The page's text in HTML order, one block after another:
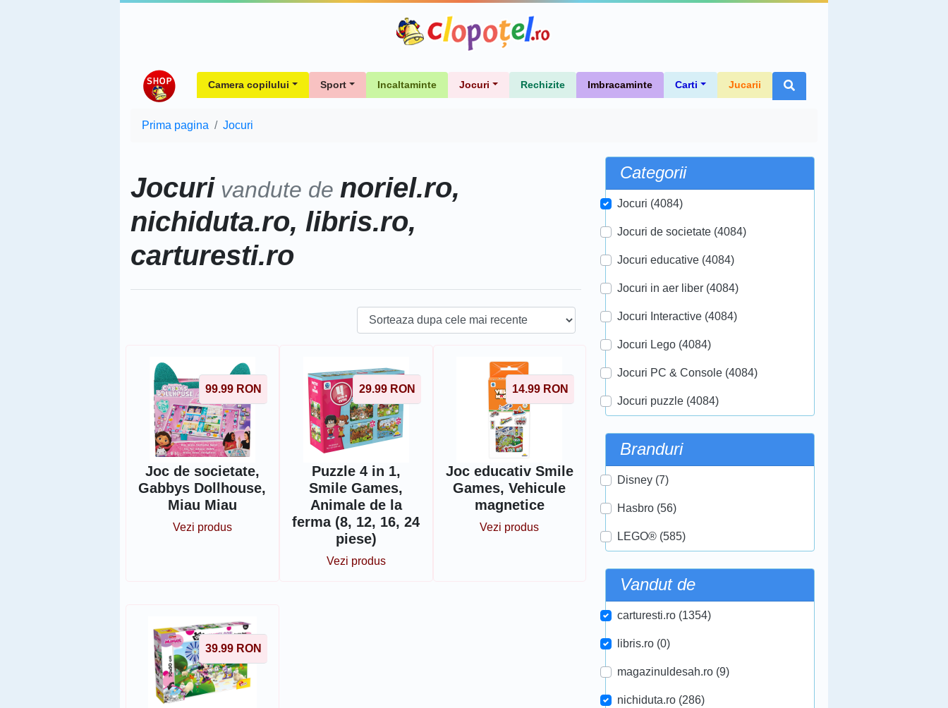
Camera copilului Sport Incaltaminte Jocuri Rechizite Imbracaminte Carti Jucarii
Prima pagina Jocuri
Jocuri vandute de noriel.ro,
nichiduta.ro, libris.ro,
carturesti.ro
99.99 RON
Joc de societate,
Gabbys Dollhouse,
Miau Miau
Vezi produs
29.99 RON
Puzzle 4 in 1,
Smile Games,
Animale de la
ferma (8, 12, 16, 24
piese)
Vezi produs
14.99 RON
Joc educativ Smile
Games, Vehicule
magnetice
Vezi produs
39.99 RON
Categorii
Jocuri (4084)
Jocuri de societate (4084)
Jocuri educative (4084)
Jocuri in aer liber (4084)
Jocuri Interactive (4084)
Jocuri Lego (4084)
Jocuri PC & Console (4084)
Jocuri puzzle (4084)
Branduri
Disney (7)
Hasbro (56)
LEGO® (585)
Vandut de
carturesti.ro (1354)
libris.ro (0)
magazinuldesah.ro (9)
nichiduta.ro (286)